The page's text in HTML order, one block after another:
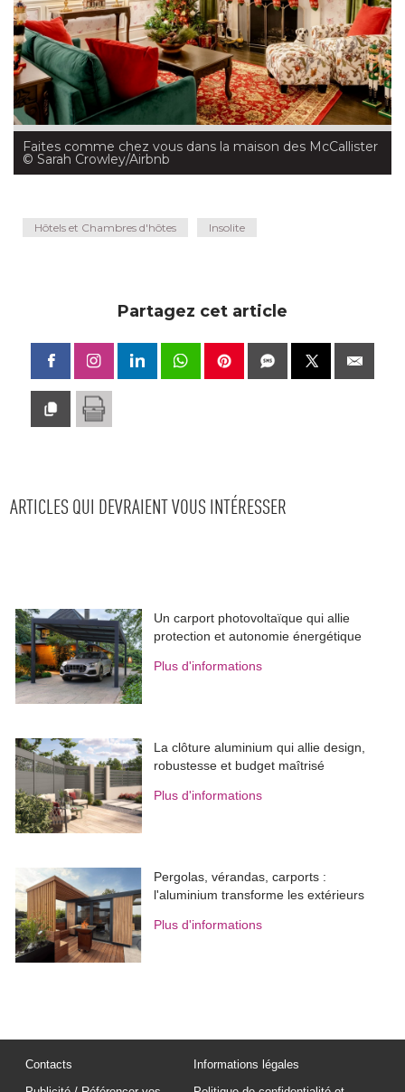
Faites comme chez vous dans la maison des McCallister
© Sarah Crowley/Airbnb
Hôtels et Chambres d'hôtes Insolite
Partagez cet article
ARTICLES QUI DEVRAIENT VOUS INTÉRESSER
Un carport photovoltaïque qui allie
protection et autonomie énergétique
Plus d'informations
La clôture aluminium qui allie design,
robustesse et budget maîtrisé
Plus d'informations
Pergolas, vérandas, carports :
l'aluminium transforme les extérieurs
Plus d'informations
Contacts
Informations légales